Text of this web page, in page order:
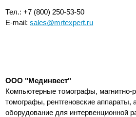
Тел.: +7 (800) 250-53-50
E-mail:sales@mrtexpert.ru
ООО "Мединвест"
Компьютерные томографы, магнитно-
томографы, рентгеновские аппараты,
оборудование для интервенционной